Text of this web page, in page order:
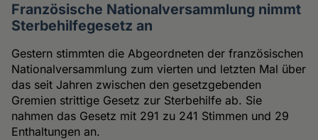
Französische Nationalversammlung nimmt
Sterbehilfegesetz an
Gestern stimmten die Abgeordneten der französischen
Nationalversammlung zum vierten und letzten Mal über
das seit Jahren zwischen den gesetzgebenden
Gremien strittige Gesetz zur Sterbehilfe ab. Sie
nahmen das Gesetz mit 291 zu 241 Stimmen und 29
Enthaltungen an.